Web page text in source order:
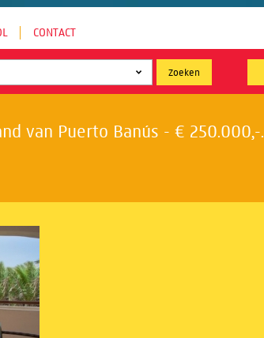
CONTACT
van Puerto Banús - € 250.000,-.